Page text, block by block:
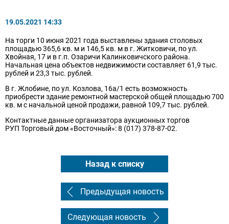
19.05.2021 14:33
На торги 10 июня 2021 года выставлены здания столовых
площадью 365,6 кв. м и 146,5 кв. м в г. Житковичи, по ул.
Хвойная, 17 и в г.п. Озаричи Калинковичского района.
Начальная цена объектов недвижимости составляет 61,9 тыс.
рублей и 23,3 тыс. рублей.
В г. Жлобине, по ул. Козлова, 16а/1 есть возможность
приобрести здание ремонтной мастерской общей площадью 700
кв. м с начальной ценой продажи, равной 109,7 тыс. рублей.
Контактные данные организатора аукционных торгов
РУП Торговый дом «Восточный»: 8 (017) 378-87-02.
Назад к списку
Предыдущая новость
Следующая новость